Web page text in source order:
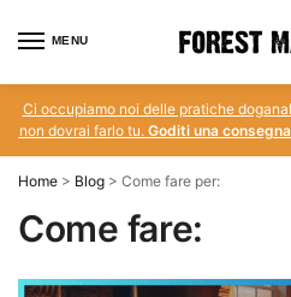
MENU
Ci occupiamo noi delle pratiche
non dovrai farlo tu. Goditi una
Home > Blog > Come fare per:
Come fare: